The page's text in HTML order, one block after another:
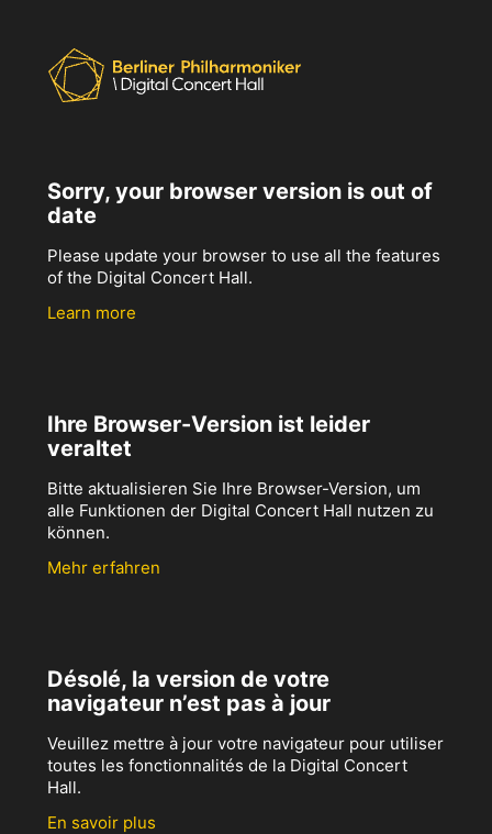
Sorry, your browser version is out of
date
Please update your browser to use all the features
of the Digital Concert Hall.
Learn more
Ihre Browser-Version ist leider
veraltet
Bitte aktualisieren Sie Ihre Browser-Version, um
alle Funktionen der Digital Concert Hall nutzen zu
können.
Mehr erfahren
Désolé, la version de votre
navigateur n’est pas à jour
Veuillez mettre à jour votre navigateur pour utiliser
toutes les fonctionnalités de la Digital Concert
Hall.
En savoir plus